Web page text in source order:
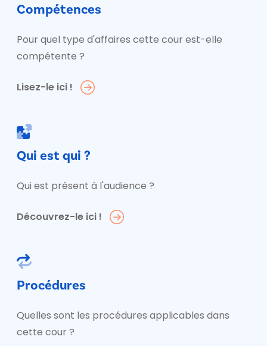
Compétences
Pour quel type d'affaires cette cour est-elle
compétente ?
Lisez-le ici !
Qui est qui ?
Qui est présent à l'audience ?
Découvrez-le ici !
Procédures
Quelles sont les procédures applicables dans
cette cour ?